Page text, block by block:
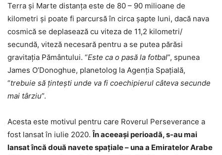
Terra şi Marte distanţa este de 80 – 90 milioane de
kilometri şi poate fi parcursă în circa şapte luni, dacă nava
cosmică se deplasează cu viteza de 11,2 kilometri/
secundă, viteză necesară pentru a se putea părăsi
gravitaţia Pământului. “Este ca o pasă la fotbal”, spunea
James O’Donoghue, planetolog la Agenția Spațială,
“trebuie să țintești unde va fi coechipierul câteva secunde
mai târziu”.
Acesta este motivul pentru care Roverul Perseverance a
fost lansat în iulie 2020.În aceeaşi perioadă, s-au mai
lansat încă două navete spaţiale – una a Emiratelor Arabe